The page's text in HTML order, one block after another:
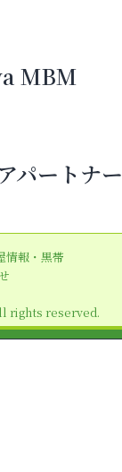
MBM
パートナー
情報・黒帯
rights reserved.